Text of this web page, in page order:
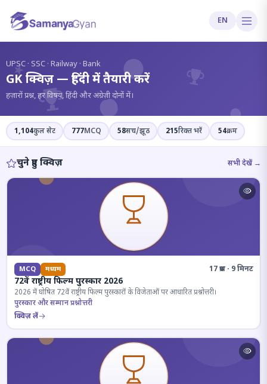
EN
?
UPSC · SSC · Railway · Bank
GK क्विज़ — हिंदी में तैयारी करें
हज़ारों प्रश्न, हर विषय, हिंदी और अंग्रेज़ी दोनों में।
1,104कुल सेट 777MCQ 58सच/झूठ 215रिक्त भरें 54क्रम
चुने हुए क्विज़ सभी देखें →
MCQ मध्यम 17 प्रश्न · 9 मिनट
72वें राष्ट्रीय फिल्म पुरस्कार 2026
2026 में घोषित 72वें राष्ट्रीय फिल्म पुरस्कारों के विजेताओं पर आधारित प्रश्नोत्तरी।
पुरस्कार और सम्मान प्रश्नोत्तरी
क्विज़ लें